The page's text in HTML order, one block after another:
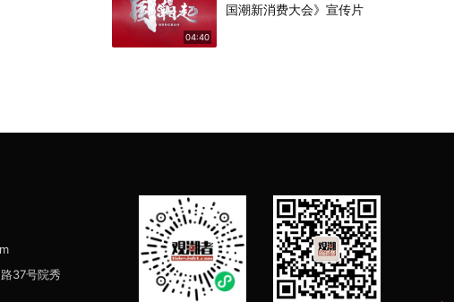
04:40
国潮新消费大会》宣传片
37号院秀